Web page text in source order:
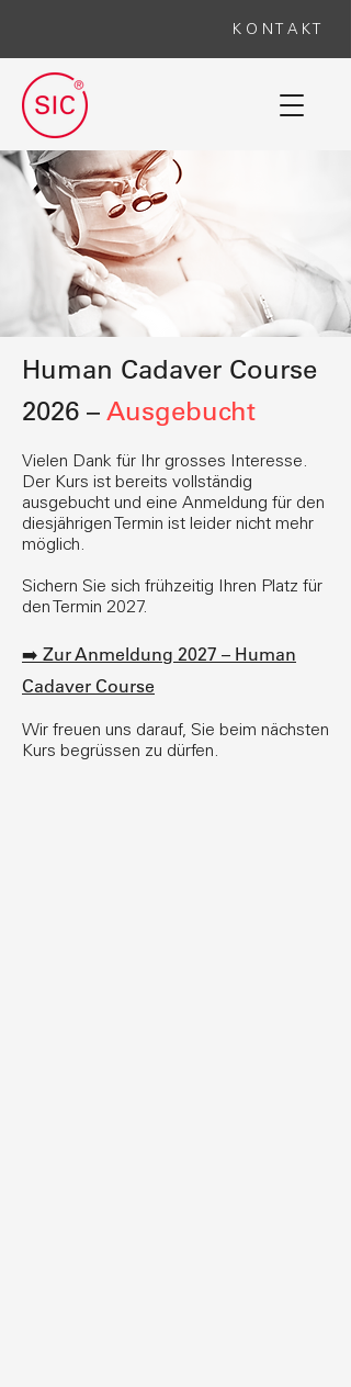
K O N T A K T
Human Cadaver Course
2026 –Ausgebucht
Vielen Dank für Ihr grosses Interesse.
Der Kurs ist bereits vollständig
ausgebucht und eine Anmeldung für den
diesjährigen Termin ist leider nicht mehr
möglich.
Sichern Sie sich frühzeitig Ihren Platz für
den Termin 2027.
➡️ Zur Anmeldung 2027 – Human
Cadaver Course
Wir freuen uns darauf, Sie beim nächsten
Kurs begrüssen zu dürfen.